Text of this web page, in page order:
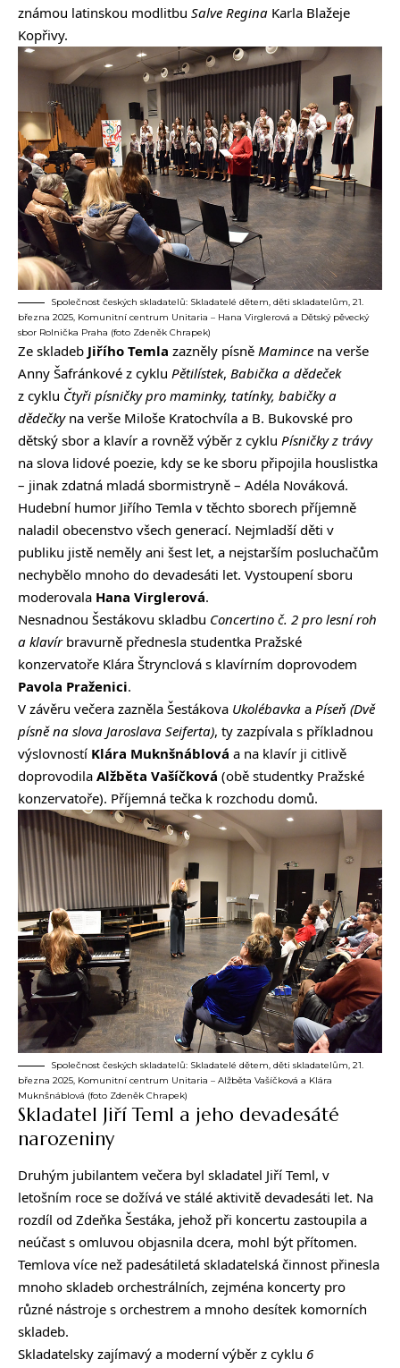
známou latinskou modlitbu Salve Regina Karla Blažeje
Kopřivy.
Společnost českých skladatelů: Skladatelé dětem, děti skladatelům, 21.
března 2025, Komunitní centrum Unitaria – Hana Virglerová a Dětský pěvecký
sbor Rolnička Praha (foto Zdeněk Chrapek)
Ze skladeb Jiřího Temla zazněly písně Mamince na verše
Anny Šafránkové z cyklu Pětilístek, Babička a dědeček
z cyklu Čtyři písničky pro maminky, tatínky, babičky a
dědečkyna verše Miloše Kratochvíla a B. Bukovské pro
dětský sbor a klavír a rovněž výběr z cyklu Písničky z trávy
na slova lidové poezie, kdy se ke sboru připojila houslistka
– jinak zdatná mladá sbormistryně – Adéla Nováková.
Hudební humor Jiřího Temla v těchto sborech příjemně
naladil obecenstvo všech generací. Nejmladší děti v
publiku jistě neměly ani šest let, a nejstarším posluchačům
nechybělo mnoho do devadesáti let. Vystoupení sboru
moderovala Hana Virglerová.
Nesnadnou Šestákovu skladbu Concertino č. 2 pro lesní roh
a klavírbravurně přednesla studentka Pražské
konzervatoře Klára Štrynclová s klavírním doprovodem
Pavola Praženici.
V závěru večera zazněla Šestákova Ukolébavka a Píseň (Dvě
písně na slova Jaroslava Seiferta), ty zazpívala s příkladnou
výslovností Klára Muknšnáblová a na klavír ji citlivě
doprovodila Alžběta Vašíčková (obě studentky Pražské
konzervatoře). Příjemná tečka k rozchodu domů.
Společnost českých skladatelů: Skladatelé dětem, děti skladatelům, 21.
března 2025, Komunitní centrum Unitaria – Alžběta Vašíčková a Klára
Muknšnáblová (foto Zdeněk Chrapek)
Skladatel Jiří Teml a jeho devadesáté
narozeniny
Druhým jubilantem večera byl skladatel Jiří Teml, v
letošním roce se dožívá ve stálé aktivitě devadesáti let. Na
rozdíl od Zdeňka Šestáka, jehož při koncertu zastoupila a
neúčast s omluvou objasnila dcera, mohl být přítomen.
Temlova více než padesátiletá skladatelská činnost přinesla
mnoho skladeb orchestrálních, zejména koncerty pro
různé nástroje s orchestrem a mnoho desítek komorních
skladeb.
Skladatelsky zajímavý a moderní výběr z cyklu 6